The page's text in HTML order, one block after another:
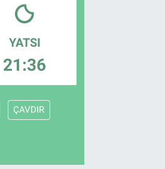
YATSI
21:36
ÇAVDIR